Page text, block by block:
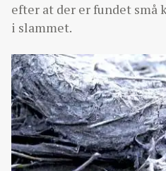
efter at der er fundet små
i slammet.